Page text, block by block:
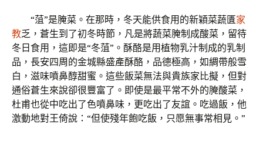
“菹”是腌菜。在那時，冬天能供食用的新穎菜蔬匱家
教乏，蒼生到了初冬時節，凡是將蔬菜腌制成酸菜，留待
冬日食用，這即是“冬菹”。酥酪是用植物乳汁制成的乳制
品，長安四周的金城縣盛產酥酪，品德極高，如綢帶般雪
白，滋味噴鼻醇甜蜜。這些飯菜無法與貴族家比擬，但對
通俗蒼生來說卻很豐富了。即使是最平常不外的腌酸菜，
杜甫也從中吃出了色噴鼻味，更吃出了友誼。吃過飯，他
激動地對王倚說：“但使殘年飽吃飯，只愿無事常相見。”